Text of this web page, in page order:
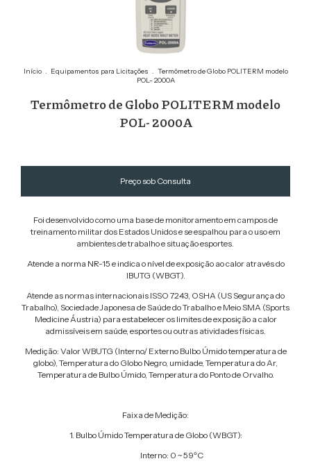
Início . Equipamentos para Licitações . Termômetro de Globo POLITERM modelo
POL- 2000A
Termômetro de Globo POLITERM modelo
POL- 2000A
Foi desenvolvido como uma base de monitoramento em campos de
treinamento militar dos Estados Unidos e se espalhou para o uso em
ambientes de trabalho e situação esportes.
Atende a norma NR-15 e indica o nível de exposição ao calor através do
IBUTG (WBGT).
Atende as normas internacionais ISSO 7243, OSHA (US Segurança do
Trabalho), Sociedade Japonesa de Saúde do Trabalho e Meio SMA (Sports
Medicine Áustria) para estabelecer os limites de exposição a calor
admissíveis em saúde, esportes ou outras atividades físicas.
Medição: Valor WBUTG (Interno/ Externo Bulbo Úmido temperatura de
globo), Temperatura do Globo Negro, umidade, Temperatura do Ar,
Temperatura de Bulbo Úmido, Temperatura do Ponto de Orvalho.
Faixa de Medição:
1. Bulbo Úmido Temperatura de Globo (WBGT):
Interno: 0 ~ 59ºC